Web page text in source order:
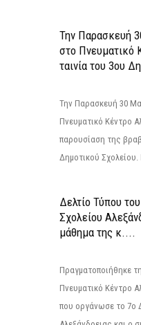
Την Παρασκευή
στο Πνευματικό
ταινία του 3ου
Την Παρασκευή 30
Πνευματικό Κέντρο
παρουσίαση της
Δημοτικού Σχολείου.
Δελτίο Τύπου
Σχολείου
μάθημα της κ....
Πραγματοποιήθηκε
Πνευματικό Κέντρο
που οργάνωσε το 7ο